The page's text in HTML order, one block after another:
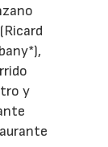
y